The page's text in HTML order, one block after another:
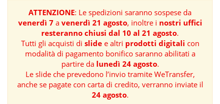
BOOK
RIVISTE
MANUALISTICA
SOFTWARE
ATTENZIONE: Le spedizioni saranno sospese da
venerdì 7a venerdì 21 agosto, inoltre i nostri uffici
resteranno chiusi dal 10 al 21 agosto.
Tutti gli acquisti di slidee altri prodotti digitali con
modalità di pagamento bonifico saranno abilitati a
partire da lunedì 24 agosto.
Le slide che prevedono l’invio tramite WeTransfer,
anche se pagate con carta di credito, verranno inviate il
24 agosto.